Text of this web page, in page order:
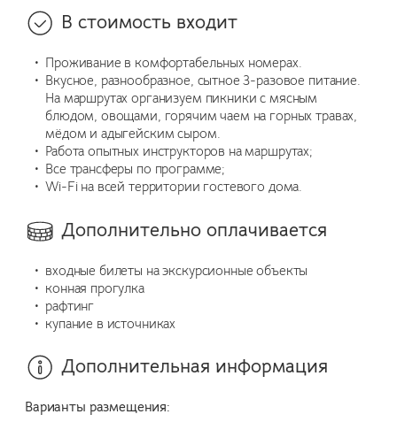
В стоимость входит
Проживание в комфортабельных номерах.
Вкусное, разнообразное, сытное 3-разовое питание.
На маршрутах организуем пикники с мясным
блюдом, овощами, горячим чаем на горных травах,
мёдом и адыгейским сыром.
Работа опытных инструкторов на маршрутах;
Все трансферы по программе;
Wi-Fi на всей территории гостевого дома.
Дополнительно оплачивается
входные билеты на экскурсионные объекты
конная прогулка
рафтинг
купание в источниках
Дополнительная информация
Варианты размещения: